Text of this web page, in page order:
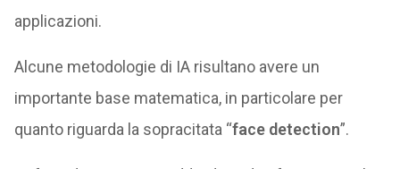
applicazioni.
Alcune metodologie di IA risultano avere un
importante base matematica, in particolare per
quanto riguarda la sopracitata “face detection”.